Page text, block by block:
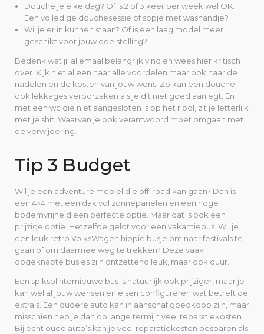
Douche je elke dag? Of is 2 of 3 keer per week wel OK.
Een volledige douchesessie of sopje met washandje?
Wil je er in kunnen staan? Of is een laag model meer
geschikt voor jouw doelstelling?
Bedenk wat jij allemaal belangrijk vind en wees hier kritisch
over. Kijk niet alleen naar alle voordelen maar ook naar de
nadelen en de kosten van jouw wens. Zo kan een douche
ook lekkages veroorzaken als je dit niet goed aanlegt. En
met een wc die niet aangesloten is op het riool, zit je letterlijk
met je shit. Waarvan je ook verantwoord moet omgaan met
de verwijdering.
Tip 3 Budget
Wil je een adventure mobiel die off-road kan gaan? Dan is
een 4×4 met een dak vol zonnepanelen en een hoge
bodemvrijheid een perfecte optie. Maar dat is ook een
prijzige optie. Hetzelfde geldt voor een vakantiebus. Wil je
een leuk retro VolksWagen hippie busje om naar festivals te
gaan of om daarmee weg te trekken? Deze vaak
opgeknapte busjes zijn ontzettend leuk, maar ook duur.
Een spiksplinternieuwe bus is natuurlijk ook prijziger, maar je
kan wel al jouw wensen en eisen configureren wat betreft de
extra’s. Een oudere auto kan in aanschaf goedkoop zijn, maar
misschien heb je dan op lange termijn veel reparatiekosten.
Bij echt oude auto’s kan je veel reparatiekosten besparen als